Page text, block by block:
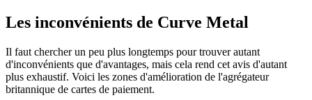
Les inconvénients de Curve Metal
Il faut chercher un peu plus longtemps pour trouver autant
d'inconvénients que d'avantages, mais cela rend cet avis d'autant
plus exhaustif. Voici les zones d'amélioration de l'agrégateur
britannique de cartes de paiement.